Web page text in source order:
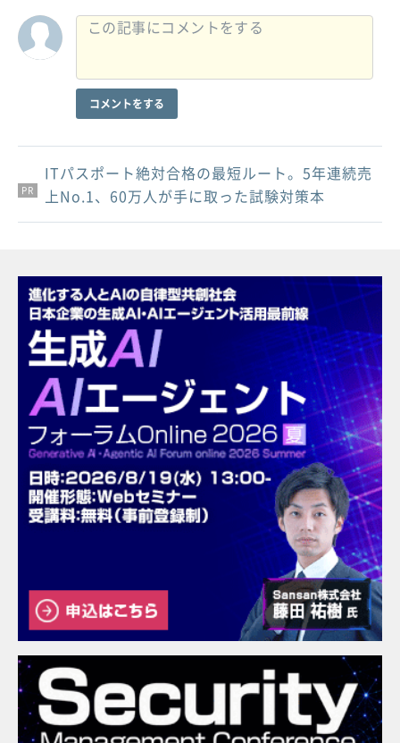
コメントをする
PR
PR
PR
ITパスポート絶対合格の最短ルート。5年連続売
上No.1、60万人が手に取った試験対策本